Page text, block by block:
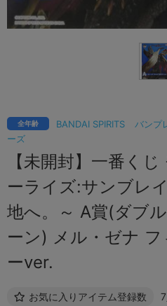
BANDAI SPIRITS バンプ
ーズ
全年齢
【未開封】一番く
ーライズ:サンブレ
地へ。～ A賞(ダブ
ーン) メル・ゼナ
ーver.
お気に入りアイテム登録数